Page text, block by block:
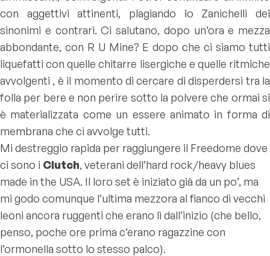
con aggettivi attinenti, plagiando lo Zanichelli dei
sinonimi e contrari. Ci salutano, dopo un’ora e mezza
abbondante, con R U Mine? E dopo che ci siamo tutti
liquefatti con quelle chitarre lisergiche e quelle ritmiche
avvolgenti , è il momento di cercare di disperdersi tra la
folla per bere e non perire sotto la polvere che ormai si
è materializzata come un essere animato in forma di
membrana che ci avvolge tutti.
Mi destreggio rapida per raggiungere il Freedome dove
ci sono i Clutch, veterani dell’hard rock/heavy blues
made in the USA. Il loro set è iniziato già da un po’, ma
mi godo comunque l’ultima mezzora al fianco di vecchi
leoni ancora ruggenti che erano lì dall’inizio (che bello,
penso, poche ore prima c’erano ragazzine con
l’ormonella sotto lo stesso palco).